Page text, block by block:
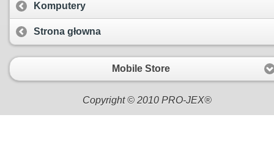
Komputery
Strona głowna
Mobile Store
Copyright © 2010 PRO-JEX®